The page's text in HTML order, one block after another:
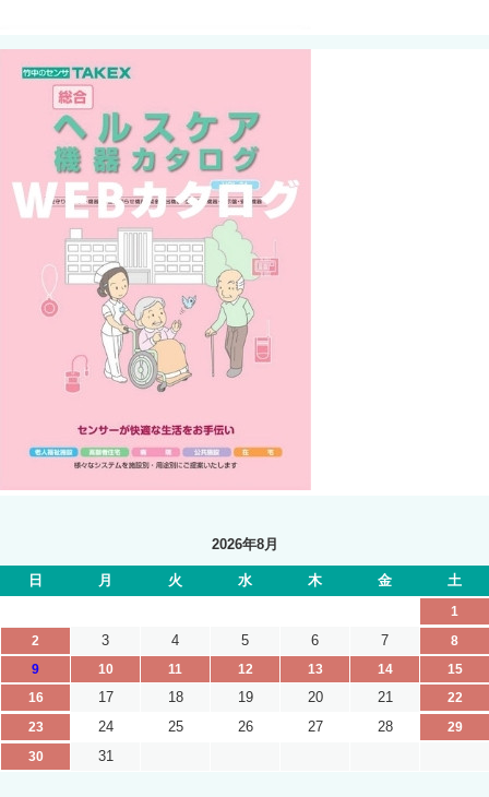
2026年8月
日 月 火 水 木 金 土
1
2
3 4 5 6 7
8
9
10 11 12 13 14
15
16
17 18 19 20 21
22
23
24 25 26 27 28
29
30
31